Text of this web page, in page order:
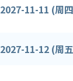
2027-11-11 (周
2027-11-12 (周